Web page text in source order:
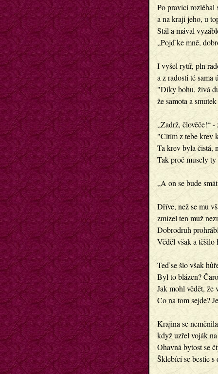
Po pravici
a na kraji jeho, u
Stál a mával
„Pojď ke mně,
I vyšel rytíř, pln
a z radosti té sama
"Díky bohu, živá
že samota a
„Zadrž, člověče!“
"Cítím z tebe krev
Ta krev byla čistá,
Tak proč musely
„A on se bude
Dříve, než se mu
zmizel ten muž
Dobrodruh
Věděl však a
Teď se šlo však
Byl to blázen?
Jak mohl vědět, že
Co na tom sejde?
Krajina se
když uzřel voják
Ohavná bytost se
Šklebící se bestie